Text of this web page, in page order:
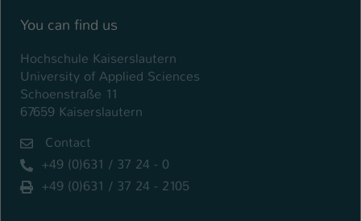
You can find us
Hochschule Kaiserslautern
University of Applied Sciences
Schoenstraße 11
67659 Kaiserslautern
Contact
+49 (0)631 / 37 24 - 0
+49 (0)631 / 37 24 - 2105